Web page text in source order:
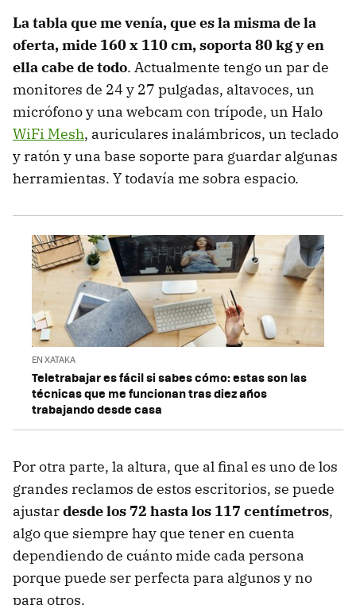
La tabla que me venía, que es la misma de la
oferta, mide 160 x 110 cm, soporta 80 kg y en
ella cabe de todo. Actualmente tengo un par de
monitores de 24 y 27 pulgadas, altavoces, un
micrófono y una webcam con trípode, un Halo
WiFi Mesh, auriculares inalámbricos, un teclado
y ratón y una base soporte para guardar algunas
herramientas. Y todavía me sobra espacio.
EN XATAKA
Teletrabajar es fácil si sabes cómo: estas son las
técnicas que me funcionan tras diez años
trabajando desde casa
Por otra parte, la altura, que al final es uno de los
grandes reclamos de estos escritorios, se puede
ajustardesde los 72 hasta los 117 centímetros,
algo que siempre hay que tener en cuenta
dependiendo de cuánto mide cada persona
porque puede ser perfecta para algunos y no
para otros.